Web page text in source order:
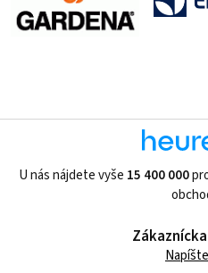
U nás nájdete vyše 15 400 000